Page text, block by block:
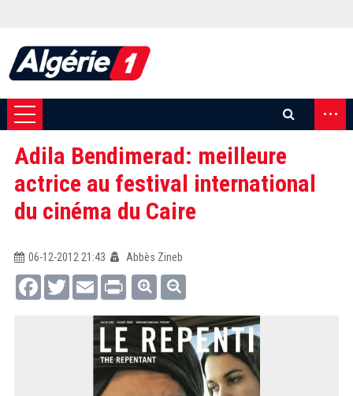
...
Adila Bendimerad: meilleure
actrice au festival international
du cinéma du Caire
06-12-2012 21:43
Abbès Zineb
FacebookTwitterEmail Print